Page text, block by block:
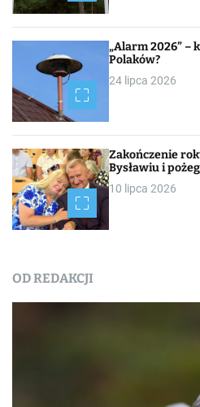
„Alarm 2026” –
Polaków?
24 lipca 2026
Zakończenie
Bysławiu i
10 lipca 2026
OD REDAKCJI